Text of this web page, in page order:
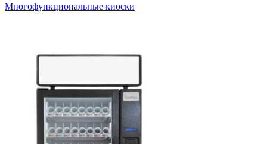
Многофункциональные киоски